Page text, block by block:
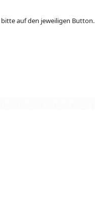
auf den jeweiligen Button.